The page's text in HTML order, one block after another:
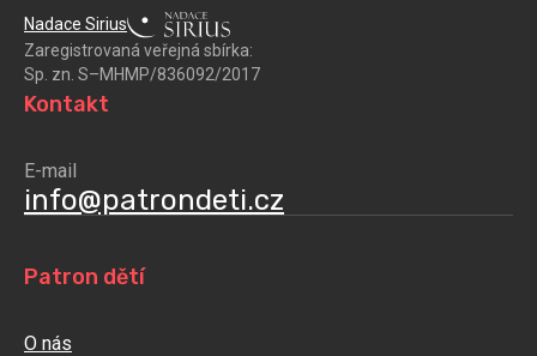
Nadace Sirius
Zaregistrovaná veřejná sbírka:
Sp. zn. S–MHMP/836092/2017
Patron dětí
O nás
Kontakt
E-mail
info@patrondeti.cz